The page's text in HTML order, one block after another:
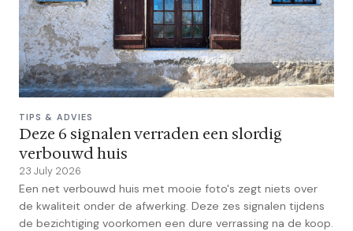
TIPS & ADVIES
Deze 6 signalen verraden een slordig
verbouwd huis
23 July 2026
Een net verbouwd huis met mooie foto's zegt niets over
de kwaliteit onder de afwerking. Deze zes signalen tijdens
de bezichtiging voorkomen een dure verrassing na de koop.